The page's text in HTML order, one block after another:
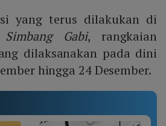
yang terus dilakukan di
Simbang Gabi, rangkaian
dilaksanakan pada dini
hingga 24 Desember.